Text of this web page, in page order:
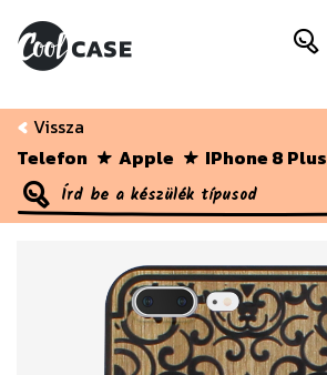
Vissza
Telefon
Apple IPhone 8 Plus